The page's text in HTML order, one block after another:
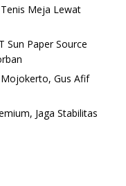
Meja Lewat
Sun Paper Source
Gus Afif
Jaga Stabilitas